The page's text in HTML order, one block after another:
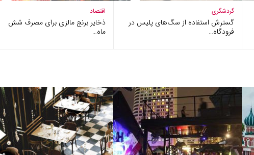
گردشگری
گسترش استفاده از سگ‌های پلیس در
فرودگاه…
اقتصاد
ذخایر برنج مالزی برای مصرف شش
ماه…